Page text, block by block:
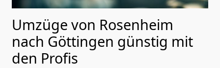
Umzüge von Rosenheim
nach Göttingen günstig mit
den Profis